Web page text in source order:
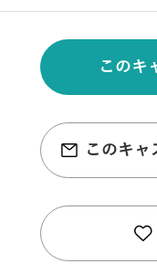
このキ
このキャ